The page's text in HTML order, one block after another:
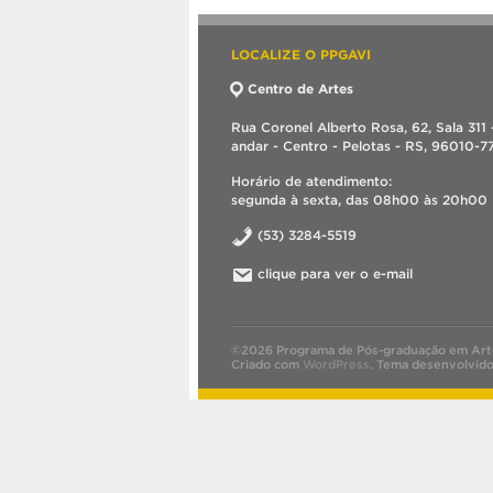
LOCALIZE O PPGAVI
Centro de Artes
Rua Coronel Alberto Rosa, 62, Sala 311
andar - Centro - Pelotas - RS, 96010-
Horário de atendimento:
segunda à sexta, das 08h00 às 20h00
(53) 3284-5519
clique para ver o e-mail
©2026 Programa de Pós-graduação em
Criado com WordPress. Tema